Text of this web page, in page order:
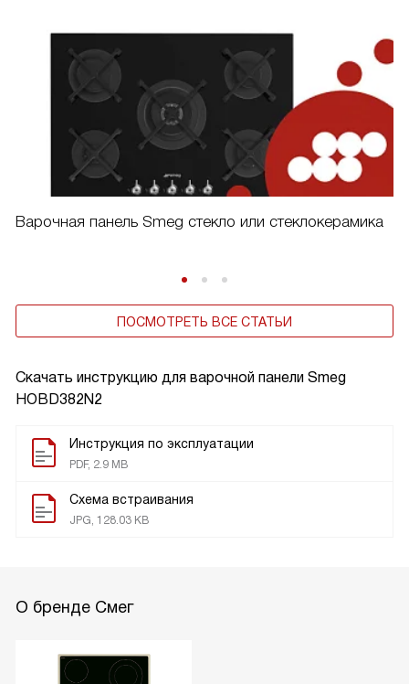
Скачать инструкцию для варочной панели Smeg
HOBD382N2
Инструкция по эксплуатации
PDF, 2.9 MB
Схема встраивания
JPG, 128.03 KB
Варочная панель Smeg стекло или стеклокерамика
ПОСМОТРЕТЬ ВСЕ СТАТЬИ
О бренде Смег